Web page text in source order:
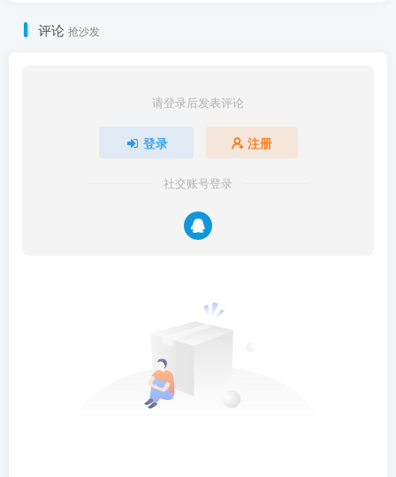
评论 抢沙发
请登录后发表评论
登录 注册
社交账号登录